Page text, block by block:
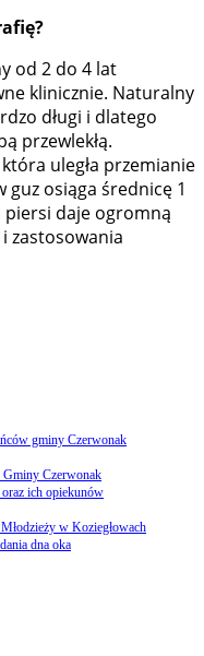
od 2 do 4 lat
klinicznie. Naturalny
długi i dlatego
przewlekłą.
uległa przemianie
guz osiąga średnicę 1
piersi daje ogromną
zastosowania
gminy Czerwonak
Gminy Czerwonak
oraz ich opiekunów
w Koziegłowach
dna oka